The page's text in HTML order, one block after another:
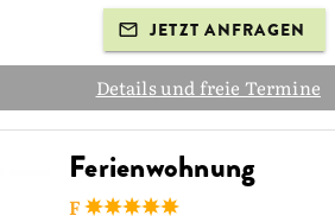
JETZT ANFRAGEN
Details und freie Termine
Ferienwohnung
F